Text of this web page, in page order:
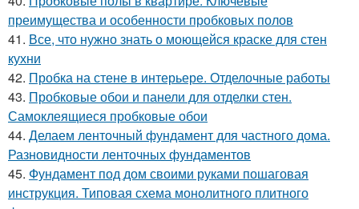
преимущества и особенности пробковых полов
41. Все, что нужно знать о моющейся краске для стен
кухни
42. Пробка на стене в интерьере. Отделочные работы
43. Пробковые обои и панели для отделки стен.
Самоклеящиеся пробковые обои
44. Делаем ленточный фундамент для частного дома.
Разновидности ленточных фундаментов
45. Фундамент под дом своими руками пошаговая
инструкция. Типовая схема монолитного плитного